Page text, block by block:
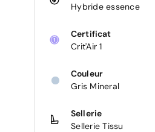
Hybride essence
Certificat
Crit'Air 1
Couleur
Gris Mineral
Sellerie
Sellerie Tissu